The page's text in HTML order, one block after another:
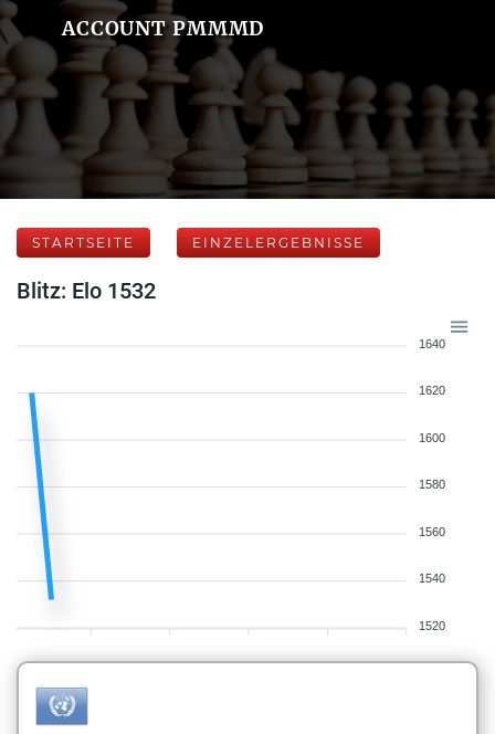
ACCOUNT PMMMD
STARTSEITE EINZELERGEBNISSE
Blitz: Elo 1532
1640
1620
1600
1580
1560
1540
1520